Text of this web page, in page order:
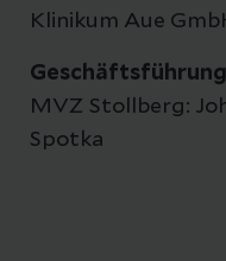
Klinikum Aue
MVZ Stollberg:
Spotka